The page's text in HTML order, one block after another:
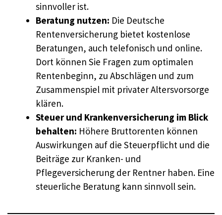
sinnvoller ist.
Beratung nutzen: Die Deutsche
Rentenversicherung bietet kostenlose
Beratungen, auch telefonisch und online.
Dort können Sie Fragen zum optimalen
Rentenbeginn, zu Abschlägen und zum
Zusammenspiel mit privater Altersvorsorge
klären.
Steuer und Krankenversicherung im Blick
behalten: Höhere Bruttorenten können
Auswirkungen auf die Steuerpflicht und die
Beiträge zur Kranken- und
Pflegeversicherung der Rentner haben. Eine
steuerliche Beratung kann sinnvoll sein.